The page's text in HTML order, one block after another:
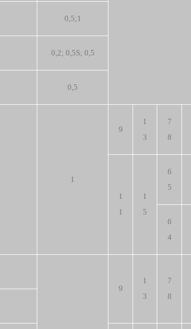
0,5;1
0,2; 0,5S; 0,5
0,5
1
9
1
3
7
8
1
1
1
5
6
5
6
4
9
1
3
7
8